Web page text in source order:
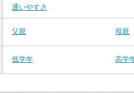
通いやすさ
父親 母親
低学年 高学